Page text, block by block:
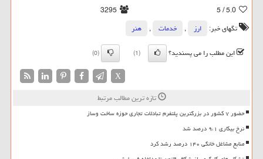
5.0
/ 5
3295
تگهای خبر:
ارز , خدمات ,
هنر
این مطلب را می پسندید؟
(1)
(0)
X
تازه ترین مطالب مرتبط
حضور ۷ کشور در بزرگترین پلتفرم تبادلات تجاری حوزه ساخت وساز
نرخ بیکاری ۹،۱ درصد شد
منابع مشاغل خانگی ۱۴۰ درصد رشد کرد